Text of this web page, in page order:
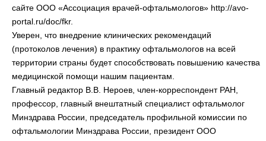
сайте ООО «Ассоциация врачей-офтальмологов» http://avo-
portal.ru/doc/fkr.
Уверен, что внедрение клинических рекомендаций
(протоколов лечения) в практику офтальмологов на всей
территории страны будет способствовать повышению качества
медицинской помощи нашим пациентам.
Главный редактор В.В. Нероев, член-корреспондент РАН,
профессор, главный внештатный специалист офтальмолог
Минздрава России, председатель профильной комиссии по
офтальмологии Минздрава России, президент ООО